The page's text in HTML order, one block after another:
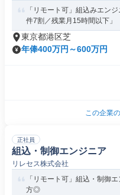
「リモート可」組込みエン
件7割／残業月15時間以下」
東京都港区芝
年俸400万円～600万円
この企業
正社員
組込・制御エンジニア
リレセス株式会社
「リモート可」組込・制御
方◎